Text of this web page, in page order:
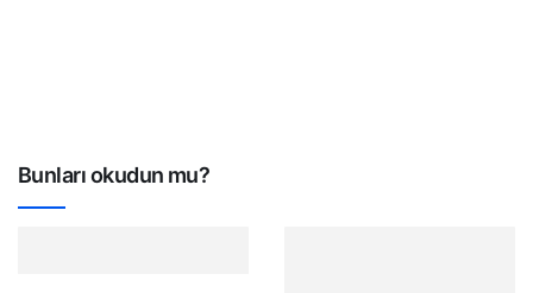
Bunları okudun mu?